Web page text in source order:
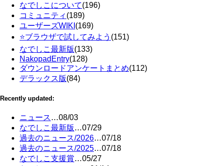
なでしこについて(196)
コミュニティ (189)
ユーザーズWIKI (169)
⭐ブラウザで試してみよう (151)
なでしこ最新版(133)
NakopadEntry(128)
ダウンロードアンケートまとめ(112)
デラックス版(84)
Recently updated:
ニュース …08/03
なでしこ最新版 …07/29
過去のニュース/2026…07/18
過去のニュース/2025…07/18
なでしこ支援賞…05/27